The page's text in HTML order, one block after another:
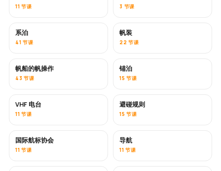
11 节课 3 节课
系泊
41 节课
帆装
22 节课
帆船的帆操作
43 节课
锚泊
15 节课
VHF 电台
11 节课
避碰规则
15 节课
国际航标协会
11 节课
导航
11 节课